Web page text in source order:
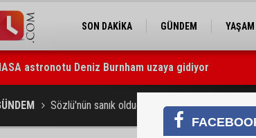
SON DAKİKA GÜNDEM YAŞAM
astronotu Deniz Burnham uzaya gidiyor
üreticilere yangın ve anız uyarısı
Sözlü'nün sanık olduğu duruşma başladı